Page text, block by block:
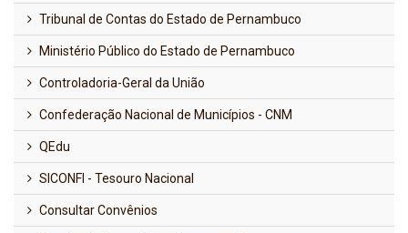
Tribunal de Contas do Estado de Pernambuco
Ministério Público do Estado de Pernambuco
Controladoria-Geral da União
Confederação Nacional de Municípios - CNM
QEdu
SICONFI - Tesouro Nacional
Consultar Convênios